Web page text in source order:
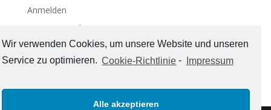
Wir verwenden Cookies, um unsere Website und unseren
Service zu optimieren. Cookie-Richtlinie - Impressum
Alle akzeptieren
Anmelden
Eintrags-Feed
Kommentar-Feed
WordPress.org